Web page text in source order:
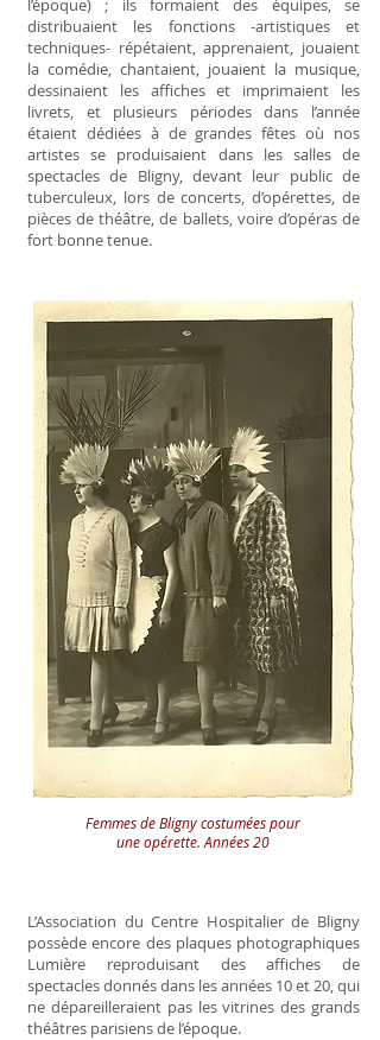
l’époque) ; ils formaient des équipes, se
distribuaient les fonctions -artistiques et
techniques- répétaient, apprenaient, jouaient
la comédie, chantaient, jouaient la musique,
dessinaient les affiches et imprimaient les
livrets, et plusieurs périodes dans l’année
étaient dédiées à de grandes fêtes où nos
artistes se produisaient dans les salles de
spectacles de Bligny, devant leur public de
tuberculeux, lors de concerts, d’opérettes, de
pièces de théâtre, de ballets, voire d’opéras de
fort bonne tenue.
Femmes de Bligny costumées pour
une opérette. Années 20
L’Association du Centre Hospitalier de Bligny
possède encore des plaques photographiques
Lumière reproduisant des affiches de
spectacles donnés dans les années 10 et 20, qui
ne dépareilleraient pas les vitrines des grands
théâtres parisiens de l’époque.